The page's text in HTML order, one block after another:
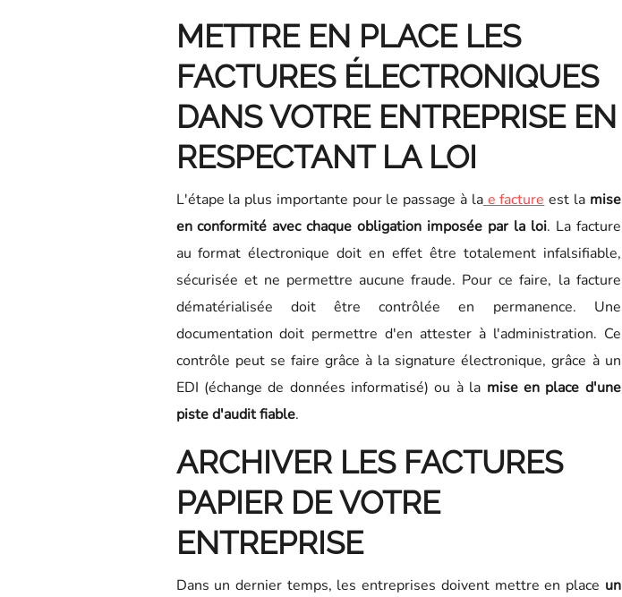
METTRE EN PLACE LES
FACTURES ÉLECTRONIQUES
DANS VOTRE ENTREPRISE EN
RESPECTANT LA LOI
L'étape la plus importante pour le passage à lae facture est la mise
en conformité avec chaque obligation imposée par la loi. La facture
au format électronique doit en effet être totalement infalsifiable,
sécurisée et ne permettre aucune fraude. Pour ce faire, la facture
dématérialisée doit être contrôlée en permanence. Une
documentation doit permettre d'en attester à l'administration. Ce
contrôle peut se faire grâce à la signature électronique, grâce à un
EDI (échange de données informatisé) ou à la mise en place d'une
piste d'audit fiable.
ARCHIVER LES FACTURES
PAPIER DE VOTRE
ENTREPRISE
Dans un dernier temps, les entreprises doivent mettre en place un